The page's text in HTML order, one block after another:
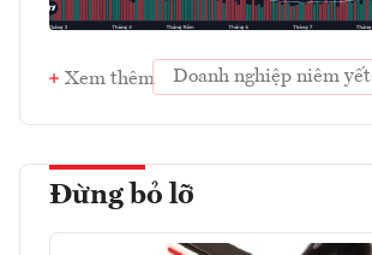
Xem thêm Doanh nghiệp niêm yết
Đừng bỏ lỡ